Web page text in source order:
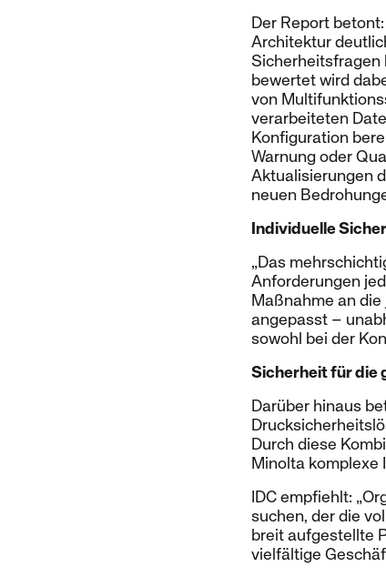
Der Report
Architektur
Sicherheitsfragen
bewertet wird
von
verarbeiteten
Konfiguration
Warnung oder
Aktualisierungen
neuen
Individuelle
„Das
Anforderungen
Maßnahme an
angepasst –
sowohl bei der
Sicherheit für die
Darüber hinaus
Durch diese
Minolta komplexe
IDC empfiehlt:
suchen, der die
breit aufgestellte
vielfältige